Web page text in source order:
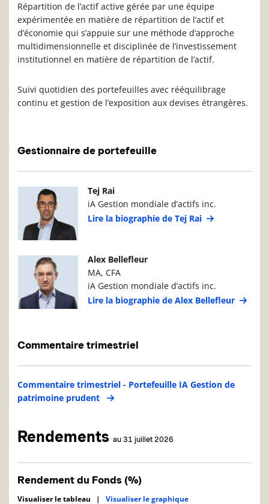
Répartition de l’actif active gérée par une équipe
expérimentée en matière de répartition de l’actif et
d’économie qui s’appuie sur une méthode d’approche
multidimensionnelle et disciplinée de l’investissement
institutionnel en matière de répartition de l’actif.
Suivi quotidien des portefeuilles avec rééquilibrage
continu et gestion de l’exposition aux devises étrangères.
Gestionnaire de portefeuille
Photo du gestionnaire de portefeuille
Tej Rai
iA Gestion mondiale d’actifs inc.
Lire la biographie de Tej Rai
Photo du gestionnaire de portefeuille
Alex Bellefleur
MA, CFA
iA Gestion mondiale d’actifs inc.
Lire la biographie de Alex Bellefleur
Commentaire trimestriel
Commentaire trimestriel - Portefeuille IA Gestion de
patrimoine prudent
Rendements au 31 juillet 2026
Rendement du Fonds (%)
Visualiser le tableau | Visualiser le graphique